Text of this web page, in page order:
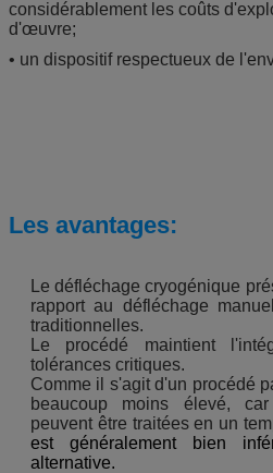
considérablement les coûts
d'œuvre;
• un dispositif respectueux de
Les avantages:
Le défléchage cryogénique
rapport au défléchage
traditionnelles.
Le procédé maintient
tolérances critiques.
Comme il s'agit d'un procédé
beaucoup moins élevé,
peuvent être traitées en un
est généralement bien
alternative.